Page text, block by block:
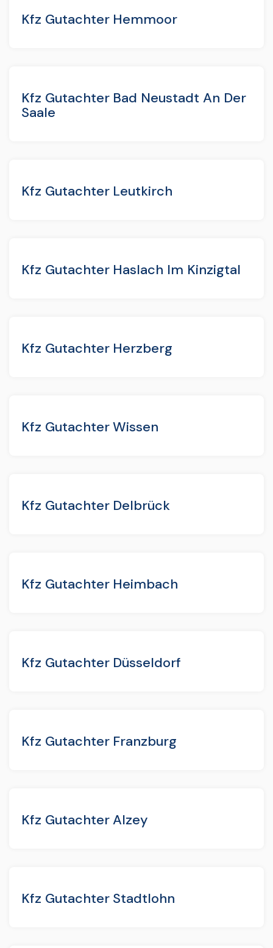
Kfz Gutachter Hemmoor
Kfz Gutachter Bad Neustadt An Der
Saale
Kfz Gutachter Leutkirch
Kfz Gutachter Haslach Im Kinzigtal
Kfz Gutachter Herzberg
Kfz Gutachter Wissen
Kfz Gutachter Delbrück
Kfz Gutachter Heimbach
Kfz Gutachter Düsseldorf
Kfz Gutachter Franzburg
Kfz Gutachter Alzey
Kfz Gutachter Stadtlohn